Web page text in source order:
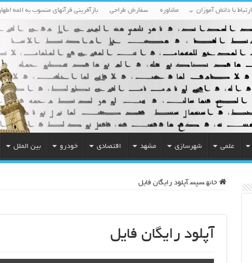
ارتباط با دانش آموزان مشاوره سفارش طراحی بازآفرینی قرآنهای منسوب به ائمه اطهار
علمی شهرسازی مشهد اقتصادی خودرو بین الملل
خانه سپس آپلود رایگان فایل
آپلود رایگان فایل